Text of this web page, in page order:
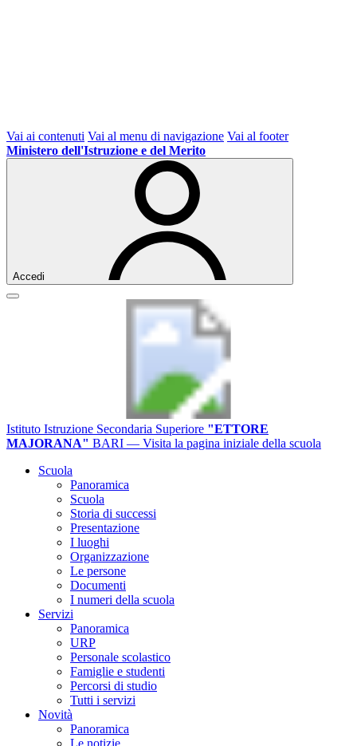
Vai ai contenuti Vai al menu di navigazione Vai al footer
Ministero dell'Istruzione e del Merito
Accedi
Istituto Istruzione Secondaria Superiore "ETTORE
MAJORANA" BARI — Visita la pagina iniziale della scuola
Scuola
Panoramica
Scuola
Storia di successi
Presentazione
I luoghi
Organizzazione
Le persone
Documenti
I numeri della scuola
Servizi
Panoramica
URP
Personale scolastico
Famiglie e studenti
Percorsi di studio
Tutti i servizi
Novità
Panoramica
Le notizie